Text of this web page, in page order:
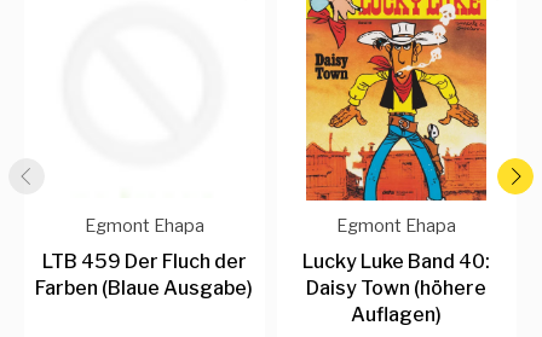
Egmont Ehapa
LTB 459 Der Fluch der
Farben (Blaue Ausgabe)
Egmont Ehapa
Lucky Luke Band 40:
Daisy Town (höhere
Auflagen)